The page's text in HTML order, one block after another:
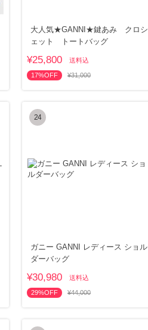
大人気★GANNI★鍵あみ クロシ
ェット トートバッグ
¥25,800 送料込
17%OFF ¥31,000
24
ガニー GANNI レディース ショル
ダーバッグ
¥30,980 送料込
29%OFF ¥44,000